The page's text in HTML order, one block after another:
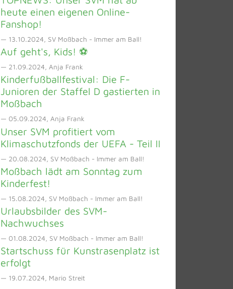
heute einen eigenen Online-
Fanshop!
— 13.10.2024, SV Moßbach - Immer am Ball!
Auf geht's, Kids! ⚽️
— 21.09.2024, Anja Frank
Kinderfußballfestival: Die F-
Junioren der Staffel D gastierten in
Moßbach
— 05.09.2024, Anja Frank
Unser SVM profitiert vom
Klimaschutzfonds der UEFA - Teil II
— 20.08.2024, SV Moßbach - Immer am Ball!
Moßbach lädt am Sonntag zum
Kinderfest!
— 15.08.2024, SV Moßbach - Immer am Ball!
Urlaubsbilder des SVM-
Nachwuchses
— 01.08.2024, SV Moßbach - Immer am Ball!
Startschuss für Kunstrasenplatz ist
erfolgt
— 19.07.2024, Mario Streit